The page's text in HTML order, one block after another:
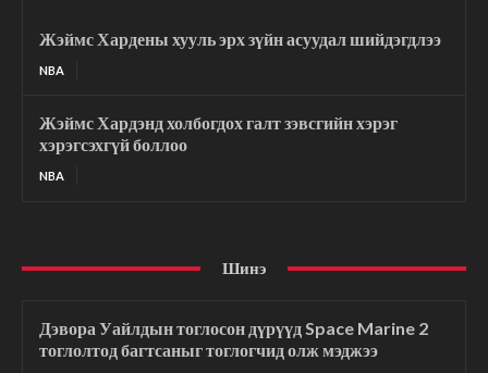
Жэймс Хардены хууль эрх зүйн асуудал шийдэгдлээ
NBA
Жэймс Хардэнд холбогдох галт зэвсгийн хэрэг
хэрэгсэхгүй боллоо
NBA
Шинэ
Дэвора Уайлдын тоглосон дүрүүд Space Marine 2
тоглолтод багтсаныг тоглогчид олж мэджээ